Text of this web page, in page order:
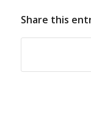
Share this